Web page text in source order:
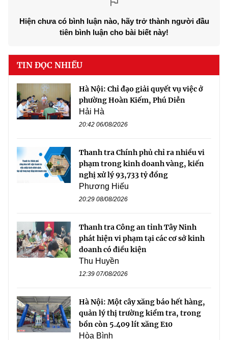
Hiện chưa có bình luận nào, hãy trở thành người đầu
tiên bình luận cho bài biết này!
TIN ĐỌC NHIỀU
Hà Nội: Chỉ đạo giải quyết vụ việc ở
phường Hoàn Kiếm, Phú Diễn
Hải Hà
20:42 06/08/2026
Thanh tra Chính phủ chỉ ra nhiều vi
phạm trong kinh doanh vàng, kiến
nghị xử lý 93,733 tỷ đồng
Phương Hiếu
20:29 08/08/2026
Thanh tra Công an tỉnh Tây Ninh
phát hiện vi phạm tại các cơ sở kinh
doanh có điều kiện
Thu Huyền
12:39 07/08/2026
Hà Nội: Một cây xăng báo hết hàng,
quản lý thị trường kiểm tra, trong
bồn còn 5.409 lít xăng E10
Hòa Bình